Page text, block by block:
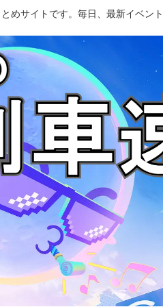
めサイトです。毎日、最新イベン